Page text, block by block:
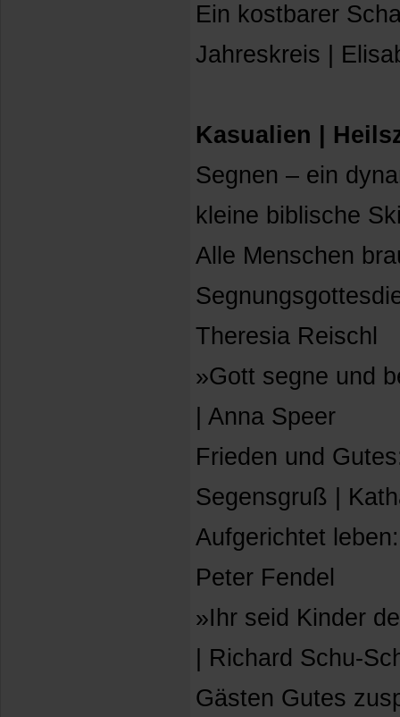
Ein kostbarer
Jahreskreis |
Kasualien |
Segnen – ein
kleine biblische
Alle Menschen
Theresia Reischl
»Gott segne und
| Anna Speer
Frieden und
Segensgruß |
Aufgerichtet
Peter Fendel
»Ihr seid Kinder
| Richard Schu-
Gästen Gutes